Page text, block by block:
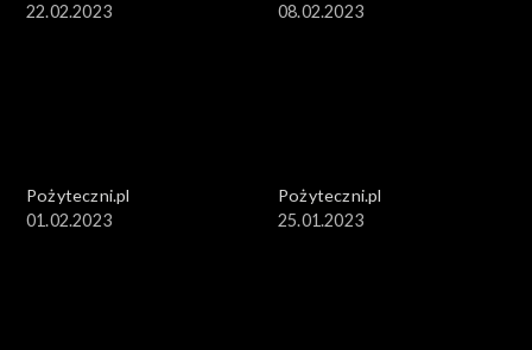
22.02.2023
08.02.2023
Pożyteczni.pl
01.02.2023
Pożyteczni.pl
25.01.2023